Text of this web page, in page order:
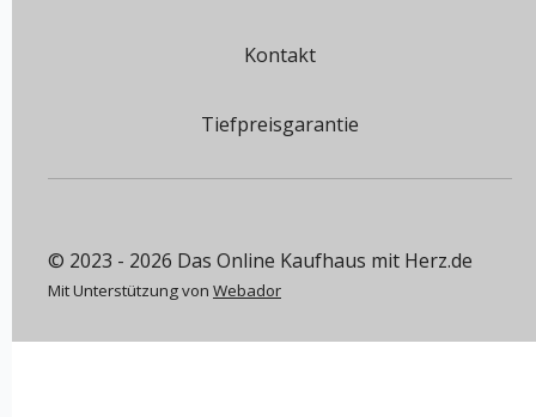
Kontakt
Tiefpreisgarantie
© 2023 - 2026 Das Online Kaufhaus mit Herz.de
Mit Unterstützung von Webador